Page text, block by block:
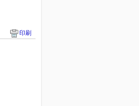
印刷